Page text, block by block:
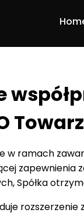
w ramach
zapewnienia
Spółka